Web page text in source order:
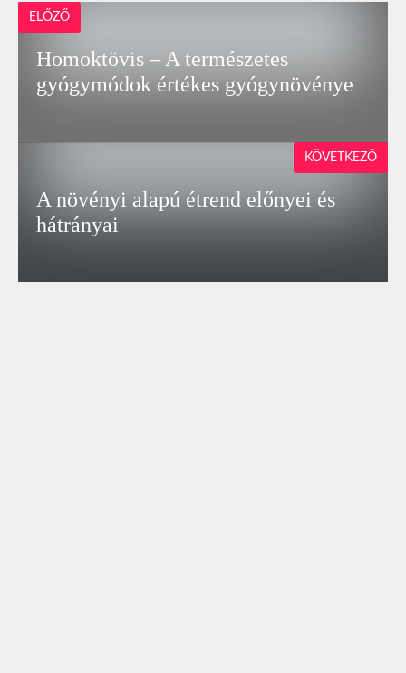
ELŐZŐ
Homoktövis – A természetes
gyógymódok értékes gyógynövénye
A növényi alapú étrend előnyei és
hátrányai
KÖVETKEZŐ